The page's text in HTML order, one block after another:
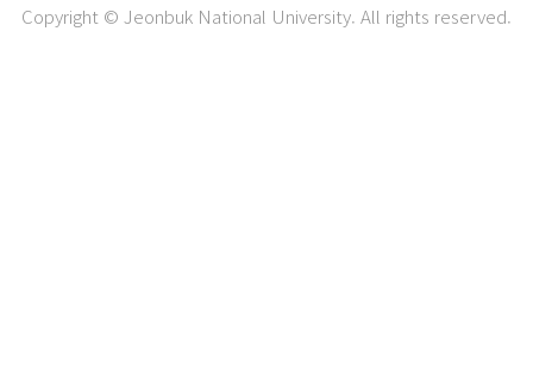
Copyright © Jeonbuk National University. All rights reserved.